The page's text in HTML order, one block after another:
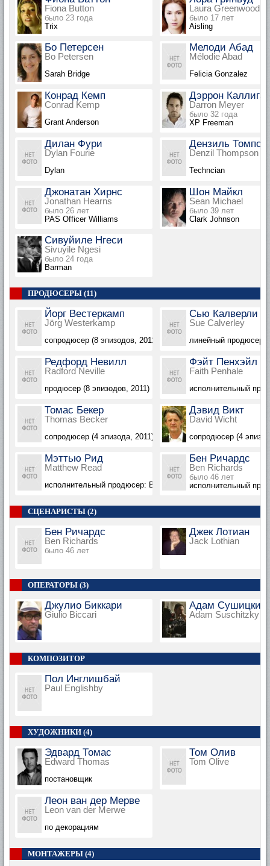
Fiona Button
было 23 года
Trix
Laura Greenwood
было 17 лет
Aisling
Бо Петерсен
Bo Petersen
Sarah Bridge
Мелоди Абад
Mélodie Abad
Felicia Gonzalez
Конрад Кемп
Conrad Kemp
Grant Anderson
Дэррон Каллиган
Darron Meyer
было 32 года
XP Freeman
Дилан Фури
Dylan Fourie
Dylan
Дензиль
Denzil Thompson
Techncian
Джонатан Хирнс
Jonathan Hearns
было 26 лет
PAS Officer Williams
Шон Майкл
Sean Michael
было 39 лет
Clark Johnson
Сивуйиле Нгеси
Sivuyile Ngesi
было 24 года
Barman
ПРОДЮСЕРЫ (11)
Йорг Вестеркамп
Jörg Westerkamp
сопродюсер (8 эпизодов, 2011)
Сью Калверли
Sue Calverley
линейный продюсер
Редфорд Невилл
Radford Neville
продюсер (8 эпизодов, 2011)
Фэйт Пенхэйл
Faith Penhale
исполнительный
Томас Бекер
Thomas Becker
сопродюсер (4 эпизода, 2011)
Дэвид Викт
David Wicht
сопродюсер (4
Мэттью Рид
Matthew Read
исполнительный продюсер: BBC (3 эпизода, 2011)
Бен Ричардс
Ben Richards
было 46 лет
исполнительный
СЦЕНАРИСТЫ (2)
Бен Ричардс
Ben Richards
было 46 лет
Джек Лотиан
Jack Lothian
ОПЕРАТОРЫ (3)
Джулио Биккари
Giulio Biccari
Адам Сушицки
Adam Suschitzky
КОМПОЗИТОР
Пол Инглишбай
Paul Englishby
ХУДОЖНИКИ (4)
Эдвард Томас
Edward Thomas
постановщик
Том Олив
Tom Olive
Леон ван дер Мерве
Leon van der Merwe
по декорациям
МОНТАЖЕРЫ (4)